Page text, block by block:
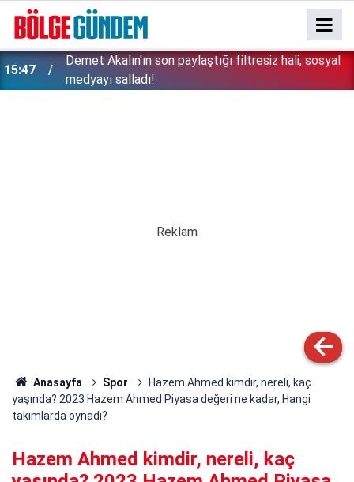
15:47
Demet Akalın'ın son paylaştığı filtresiz hali, sosyal
medyayı salladı!
Anasayfa Spor
Hazem Ahmed kimdir, nereli, kaç
yaşında? 2023 Hazem Ahmed Piyasa değeri ne kadar, Hangi
takımlarda oynadı?
Hazem Ahmed kimdir, nereli, kaç